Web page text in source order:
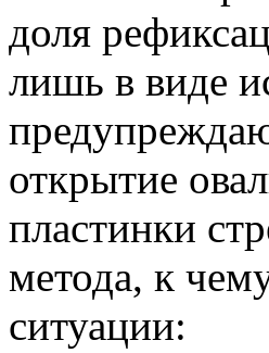
доля
лишь в виде
открытие
пластинки
метода, к
ситуации: